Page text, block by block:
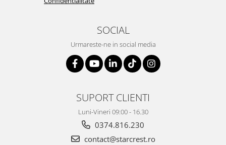
SOCIAL
Urmareste-ne in social media
SUPORT CLIENTI
Luni-Vineri 09:00 - 16.30
0374.816.230
contact@starcrest.ro